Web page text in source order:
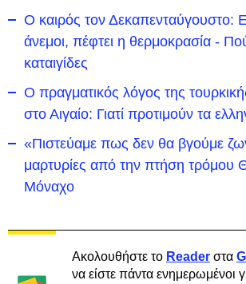
Ο καιρός τον Δεκαπενταύγουστο:
άνεμοι, πέφτει η θερμοκρασία -
καταιγίδες
Ο πραγματικός λόγος της
στο Αιγαίο: Γιατί προτιμούν τα
«Πιστεύαμε πως δεν θα βγούμε
μαρτυρίες από την πτήση τρόμου
Μόναχο
Ακολουθήστε το Reader στα
να είστε πάντα ενημερωμένοι